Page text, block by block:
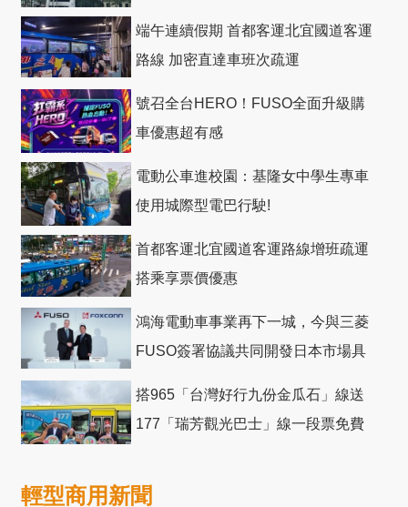
端午連續假期 首都客運北宜國道客運
路線 加密直達車班次疏運
號召全台HERO！FUSO全面升級購
車優惠超有感
電動公車進校園：基隆女中學生專車
使用城際型電巴行駛!
首都客運北宜國道客運路線增班疏運
搭乘享票價優惠
鴻海電動車事業再下一城，今與三菱
FUSO簽署協議共同開發日本市場具
搭965「台灣好行九份金瓜石」線送
177「瑞芳觀光巴士」線一段票免費
輕型商用新聞